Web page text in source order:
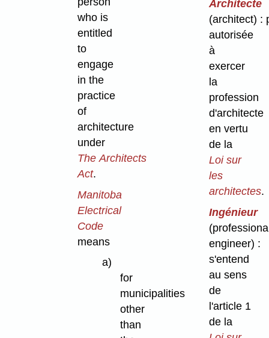
who is
entitled
to
engage
in the
practice
of
architecture
under
The Architects
Act.
Manitoba
Electrical
Code
means
a)
for
municipalities
other
than
Architecte
(architect) :
autorisée
à
exercer
la
profession
d'architecte
en vertu
de la
Loi sur
les
architectes.
Ingénieur
engineer) :
s'entend
au sens
de
l'article 1
de la